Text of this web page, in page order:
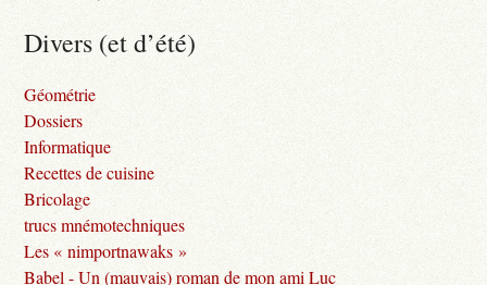
Divers (et d’été)
Géométrie
Dossiers
Informatique
Recettes de cuisine
Bricolage
trucs mnémotechniques
Les « nimportnawaks »
Babel - Un (mauvais) roman de mon ami Luc